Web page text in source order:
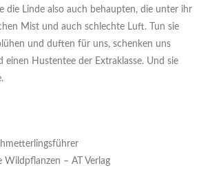
die Linde also auch behaupten, die unter ihr
Mist und auch schlechte Luft. Tun sie
und duften für uns, schenken uns
Hustentee der Extraklasse. Und sie
Wildpflanzen – AT Verlag